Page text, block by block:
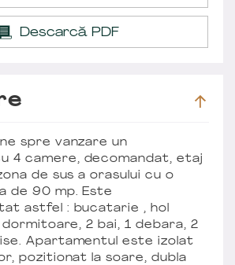
Descarcă PDF
spre vanzare un
4 camere, decomandat, etaj
de sus a orasului cu o
de 90 mp. Este
astfel : bucatarie , hol
2 bai, 1 debara, 2
Apartamentul este izolat
pozitionat la soare, dubla